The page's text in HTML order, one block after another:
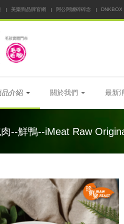
美樂狗品牌官網 阿公阿嬤碎碎念 DNKBOX
品介紹 關於我們 最新
--鮮鴨--iMeat Raw